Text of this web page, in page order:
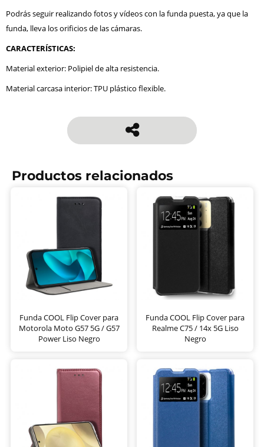
Podrás seguir realizando fotos y vídeos con la funda puesta, ya que la
funda, lleva los orificios de las cámaras.
CARACTERÍSTICAS:
Material exterior: Polipiel de alta resistencia.
Material carcasa interior: TPU plástico flexible.
Productos relacionados
Funda COOL Flip Cover para
Motorola Moto G57 5G / G57
Power Liso Negro
Funda COOL Flip Cover para
Realme C75 / 14x 5G Liso
Negro